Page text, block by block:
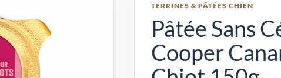
TERRINES & PÂTÉES CHIEN
Pâtée Sans
Cooper